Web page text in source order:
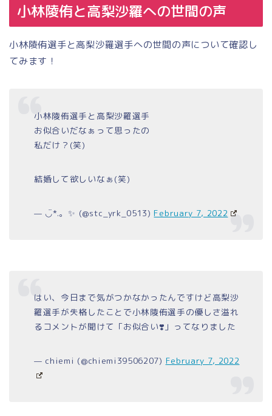
小林陵侑と高梨沙羅への世間の声
小林陵侑選手と高梨沙羅選手への世間の声について確認し
てみます！
小林陵侑選手と高梨沙羅選手
お似合いだなぁって思ったの
私だけ？(笑)
結婚して欲しいなぁ(笑)
— ◡̈*.。✨ (@stc_yrk_0513)February 7, 2022
はい、今日まで気がつかなかったんですけど高梨沙
羅選手が失格したことで小林陵侑選手の優しさ溢れ
るコメントが聞けて「お似合い❣️」ってなりました
— chiemi (@chiemi39506207) February 7, 2022